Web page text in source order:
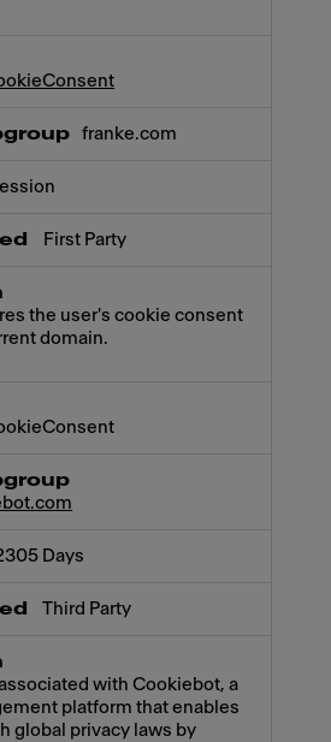
franke.com
First Party
the user's cookie consent
domain.
Days
Third Party
with Cookiebot, a
platform that enables
global privacy laws by